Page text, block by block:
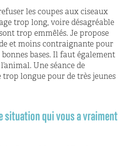
les coupes aux ciseaux
trop long, voire désagréable
trop emmêlés. Je propose
et moins contraignante pour
bases. Il faut également
Une séance de
longue pour de très jeunes
situation qui vous a vraiment